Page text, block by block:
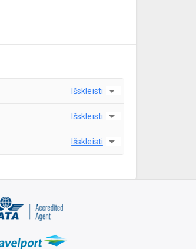
Išskleisti
Išskleisti
Išskleisti